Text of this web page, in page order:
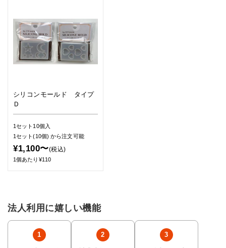
シリコンモールド タイプ
Ｄ
1セット10個入
1セット(10個)から注文可能
¥1,100〜(税込)
1個あたり¥110
法人利用に嬉しい機能